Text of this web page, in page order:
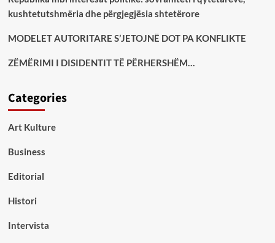
kushtetutshmëria dhe përgjegjësia shtetërore
MODELET AUTORITARE S’JETOJNË DOT PA KONFLIKTE
ZËMËRIMI I DISIDENTIT TË PËRHERSHËM…
Categories
Art Kulture
Business
Editorial
Histori
Intervista